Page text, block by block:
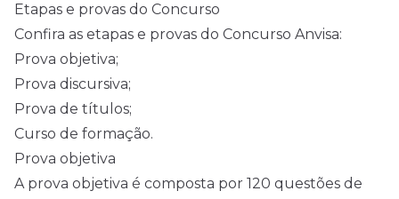
Etapas e provas do Concurso
Confira as etapas e provas do Concurso Anvisa:
Prova objetiva;
Prova discursiva;
Prova de títulos;
Curso de formação.
Prova objetiva
A prova objetiva é composta por 120 questões de